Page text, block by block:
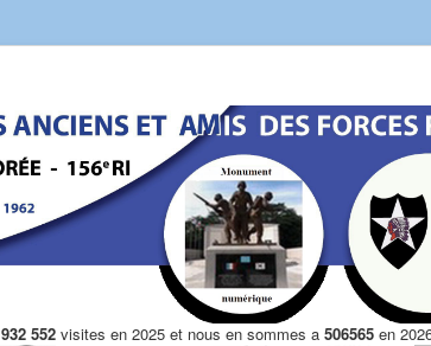
932 552visites en 2025 et nous en sommes a 506565en